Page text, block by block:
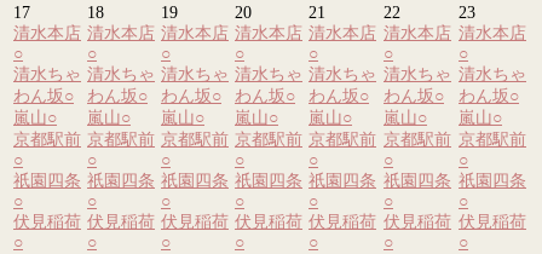
17
清水本店
○
清水ちゃ
わん坂○
嵐山○
京都駅前
○
祇園四条
○
伏見稲荷
○
18
清水本店
○
清水ちゃ
わん坂○
嵐山○
京都駅前
○
祇園四条
○
伏見稲荷
○
19
清水本店
○
清水ちゃ
わん坂○
嵐山○
京都駅前
○
祇園四条
○
伏見稲荷
○
20
清水本店
○
清水ちゃ
わん坂○
嵐山○
京都駅前
○
祇園四条
○
伏見稲荷
○
21
清水本店
○
清水ちゃ
わん坂○
嵐山○
京都駅前
○
祇園四条
○
伏見稲荷
○
22
清水本店
○
清水ちゃ
わん坂○
嵐山○
京都駅前
○
祇園四条
○
伏見稲荷
○
23
清水本店
○
清水ちゃ
わん坂○
嵐山○
京都駅前
○
祇園四条
○
伏見稲荷
○